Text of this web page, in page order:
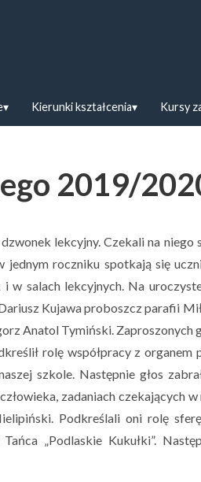
w Bielsku
Kierunki kształcenia Kursy
2019/
lekcyjny. Czekali na niego
roczniku spotkają się
w salach lekcyjnych. Na
Kujawa proboszcz parafii
Anatol Tymiński. Zaproszonych
rolę współpracy z organem
szkole. Następnie głos
zadaniach czekających
Podkreślali oni rolę
„Podlaskie Kukułki”.